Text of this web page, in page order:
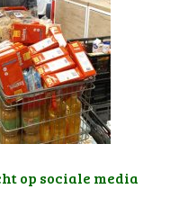
op sociale media